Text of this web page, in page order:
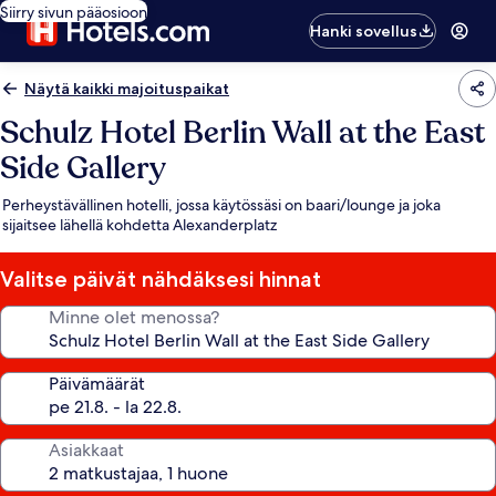
Siirry sivun pääosioon
Hanki sovellus
Näytä kaikki majoituspaikat
Schulz Hotel Berlin Wall at the East
Side Gallery
Perheystävällinen hotelli, jossa käytössäsi on baari/lounge ja joka
sijaitsee lähellä kohdetta Alexanderplatz
Valitse päivät nähdäksesi hinnat
Minne olet menossa?
Päivämäärät
Asiakkaat